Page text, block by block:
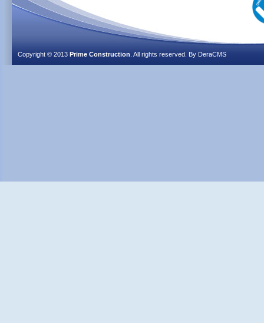
Copyright © 2013 Prime Construction. All rights reserved. By DeraCMS